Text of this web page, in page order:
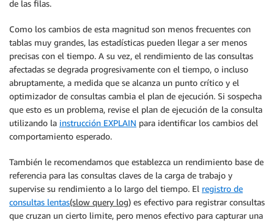
de las filas.
Como los cambios de esta magnitud son menos frecuentes con
tablas muy grandes, las estadísticas pueden llegar a ser menos
precisas con el tiempo. A su vez, el rendimiento de las consultas
afectadas se degrada progresivamente con el tiempo, o incluso
abruptamente, a medida que se alcanza un punto crítico y el
optimizador de consultas cambia el plan de ejecución. Si sospecha
que esto es un problema, revise el plan de ejecución de la consulta
utilizando la instrucción EXPLAIN para identificar los cambios del
comportamiento esperado.
También le recomendamos que establezca un rendimiento base de
referencia para las consultas claves de la carga de trabajo y
supervise su rendimiento a lo largo del tiempo. El registro de
consultas lentas(slow query log) es efectivo para registrar consultas
que cruzan un cierto limite, pero menos efectivo para capturar una